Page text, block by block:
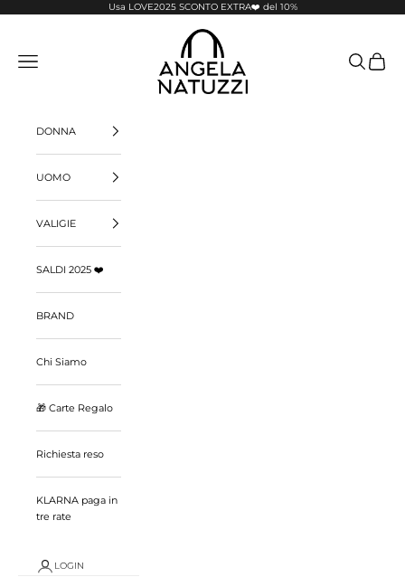
Usa LOVE2025 SCONTO EXTRA❤️ del 10%
Pelletterie Angela Natuzzi
Menù
CercaCarrello
DONNA
UOMO
VALIGIE
SALDI 2025 ❤️
BRAND
Chi Siamo
🎁 Carte Regalo
Richiesta reso
KLARNA paga in
tre rate
LOGIN